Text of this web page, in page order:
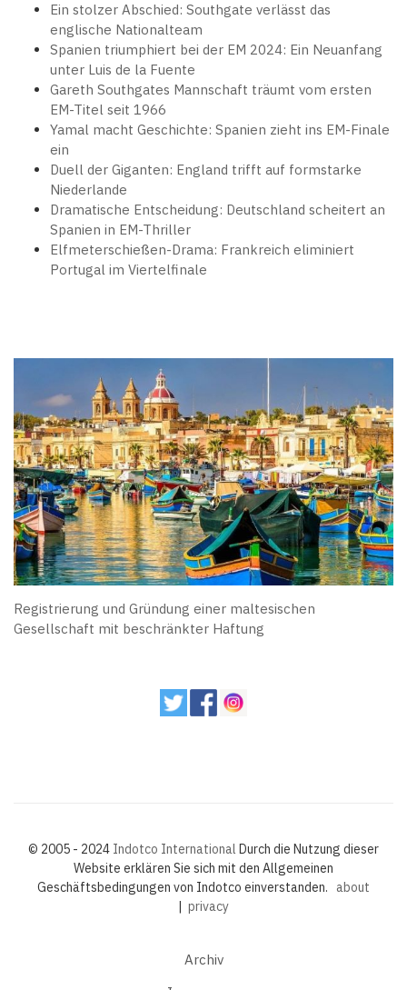
Ein stolzer Abschied: Southgate verlässt das
englische Nationalteam
Spanien triumphiert bei der EM 2024: Ein Neuanfang
unter Luis de la Fuente
Gareth Southgates Mannschaft träumt vom ersten
EM-Titel seit 1966
Yamal macht Geschichte: Spanien zieht ins EM-Finale
ein
Duell der Giganten: England trifft auf formstarke
Niederlande
Dramatische Entscheidung: Deutschland scheitert an
Spanien in EM-Thriller
Elfmeterschießen-Drama: Frankreich eliminiert
Portugal im Viertelfinale
Registrierung und Gründung einer maltesischen
Gesellschaft mit beschränkter Haftung
© 2005 - 2024 Indotco International Durch die Nutzung dieser
Website erklären Sie sich mit den Allgemeinen
Geschäftsbedingungen von Indotco einverstanden. about
| privacy
Archiv